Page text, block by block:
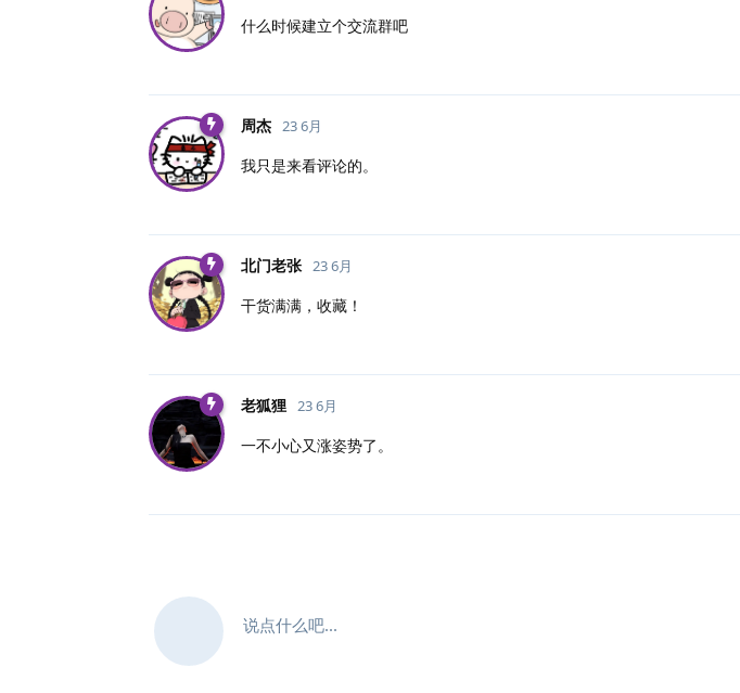
什么时候建立个交流群吧
周杰 23 6月
我只是来看评论的。
北门老张 23 6月
干货满满，收藏！
老狐狸 23 6月
一不小心又涨姿势了。
说点什么吧...